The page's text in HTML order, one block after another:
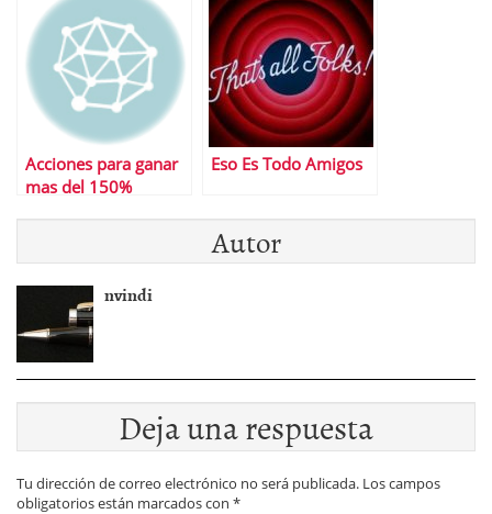
Acciones para ganar
mas del 150%
Eso Es Todo Amigos
Autor
nvindi
Deja una respuesta
Tu dirección de correo electrónico no será publicada. Los campos
obligatorios están marcados con *